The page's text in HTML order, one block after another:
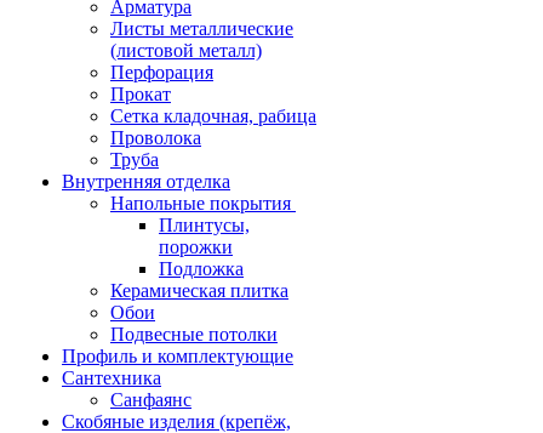
Арматура
Листы металлические
(листовой металл)
Перфорация
Прокат
Сетка кладочная, рабица
Проволока
Труба
Внутренняя отделка
Напольные покрытия
Плинтусы,
порожки
Подложка
Керамическая плитка
Обои
Подвесные потолки
Профиль и комплектующие
Сантехника
Санфаянс
Скобяные изделия (крепёж,